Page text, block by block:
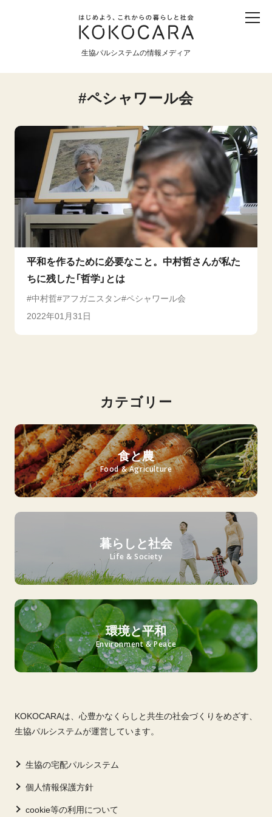
生協パルシステムの情報メディア
産直 食育 食べる 震災
暮らしと社会
環境と平和
生協の宅配パルシステム
ペシャワール会
平和を作るために必要なこと。中村哲さんが私た
ちに残した「哲学」とは
中村哲 アフガニスタン ペシャワール会
2022年01月31日
カテゴリー
食と農
Food & Agriculture
暮らしと社会
Life & Society
環境と平和
Environment & Peace
KOKOCARAは、心豊かなくらしと共生の社会づくりをめざす、
生協パルシステムが運営しています。
生協の宅配パルシステム
個人情報保護方針
cookie等の利用について